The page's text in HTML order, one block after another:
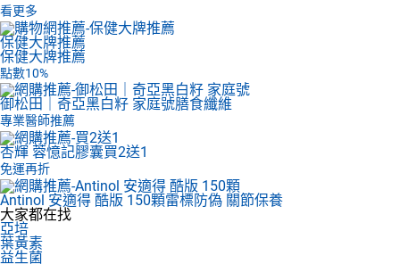
看更多
保健大牌推薦
保健大牌推薦
點數10%
御松田｜奇亞黑白籽 家庭號膳食纖維
專業醫師推薦
杏輝 蓉憶記膠囊買2送1
免運再折
Antinol 安適得 酷版 150顆雷標防偽 關節保養
大家都在找
亞培
葉黃素
益生菌